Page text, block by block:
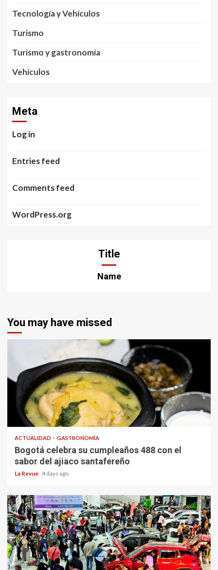
Tecnología y Vehículos
Turismo
Turismo y gastronomía
Vehículos
Meta
Log in
Entries feed
Comments feed
WordPress.org
Title
Name
You may have missed
ACTUALIDAD GASTRONOMÍA
Bogotá celebra su cumpleaños 488 con el
sabor del ajiaco santafereño
La Revue 4 days ago